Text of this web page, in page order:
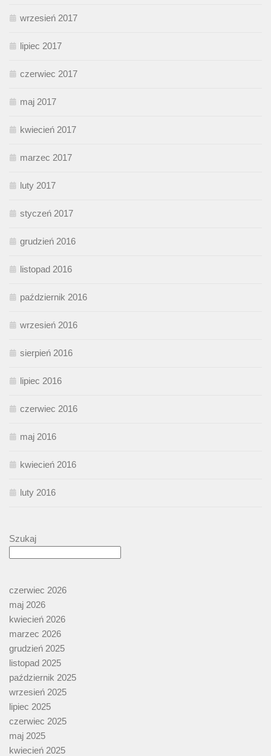
wrzesień 2017
lipiec 2017
czerwiec 2017
maj 2017
kwiecień 2017
marzec 2017
luty 2017
styczeń 2017
grudzień 2016
listopad 2016
październik 2016
wrzesień 2016
sierpień 2016
lipiec 2016
czerwiec 2016
maj 2016
kwiecień 2016
luty 2016
Szukaj
czerwiec 2026
maj 2026
kwiecień 2026
marzec 2026
grudzień 2025
listopad 2025
październik 2025
wrzesień 2025
lipiec 2025
czerwiec 2025
maj 2025
kwiecień 2025